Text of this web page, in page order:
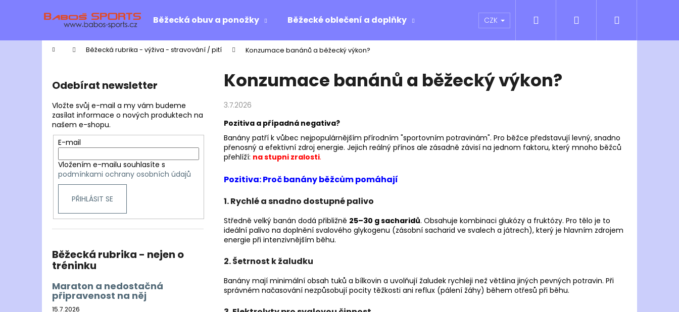
Běžecká obuv a ponožky Běžecké oblečení a doplňky Ostatní sporty Outlet Obchodní podmínky
CZK Přihlášení
Domů Běžecká rubrika - výživa - stravování / pití Konzumace banánů a běžecký výkon?
Odebírat newsletter
Vložte svůj e-mail a my vám budeme
zasílat informace o nových produktech na
našem e-shopu.
E-mail
Vložením e-mailu souhlasíte s
podmínkami ochrany osobních údajů
PŘIHLÁSIT SE
Běžecká rubrika - nejen o
tréninku
Maraton a nedostačná
připravenost na něj
15.7.2026
Konzumace banánů a běžecký výkon?
3.7.2026
Pozitiva a případná negativa?
Banány patří k vůbec nejpopulárnějším přírodním "sportovním potravinám". Pro běžce představují levný, snadno
přenosný a efektivní zdroj energie. Jejich reálný přínos ale zásadně závisí na jednom faktoru, který mnoho běžců
přehlíží: na stupni zralosti.
Pozitiva: Proč banány běžcům pomáhají
1. Rychlé a snadno dostupné palivo
Středně velký banán dodá přibližně 25–30 g sacharidů. Obsahuje kombinaci glukózy a fruktózy. Pro tělo je to
ideální palivo na doplnění svalového glykogenu (zásobní sacharid ve svalech a játrech), který je hlavním zdrojem
energie při intenzivnějším běhu.
2. Šetrnost k žaludku
Banány mají minimální obsah tuků a bílkovin a uvolňují žaludek rychleji než většina jiných pevných potravin. Při
správném načasování nezpůsobují pocity těžkosti ani reflux (pálení žáhy) během otřesů při běhu.
í
do
do
Co potřebujete najít?
Doporučujeme
BĚŽECKÁ BUNDA RONHILL EVERYDAY
899 Kč
Původně:1 200 Kč
BĚŽECKÉ RUKAVICE RONHILL CLASSIC
GLOVE
Původně:384 Kč
BĚŽECKÁ OBUV JOMA R.6000 2502